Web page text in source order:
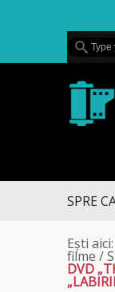
SPRE
Ești aici:
filme /
DVD